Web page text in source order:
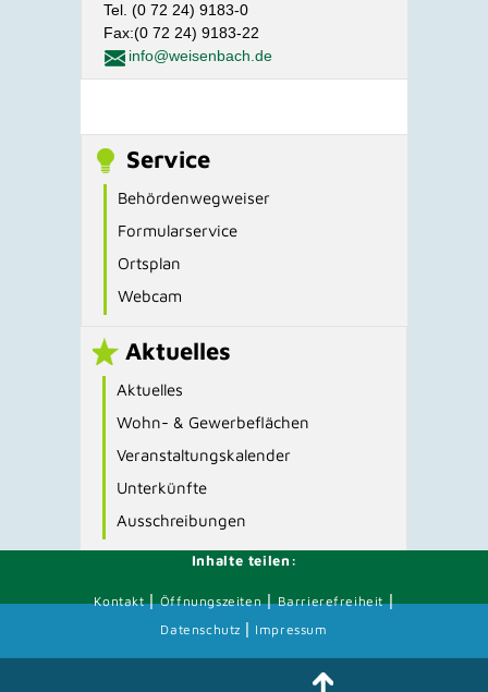
Tel. (0 72 24) 9183-0
Fax:(0 72 24) 9183-22
info@weisenbach.de
Service
Behördenwegweiser
Formularservice
Ortsplan
Webcam
Aktuelles
Aktuelles
Wohn- & Gewerbeflächen
Veranstaltungskalender
Unterkünfte
Ausschreibungen
Inhalte teilen:
Kontakt|Öffnungszeiten|Barrierefreiheit|
Datenschutz | Impressum